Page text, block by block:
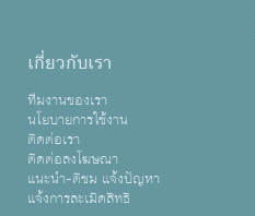
เกี่ยวกับเรา
ทีมงานของเรา
นโยบายการใช้งาน
ติดต่อเรา
ติดต่อลงโฆษณา
แนะนำ-ติชม แจ้งปัญหา
แจ้งการละเมิดสิทธิ